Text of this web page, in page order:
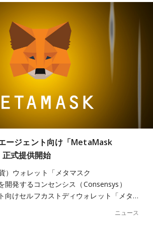
ージェント向け「MetaMask
式提供開始
）ウォレット「メタマスク
開発するコンセンシス（Consensys）
向けセルフカストディウォレット「メタ…
ニュース